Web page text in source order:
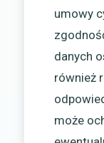
umowy
danych
również
może